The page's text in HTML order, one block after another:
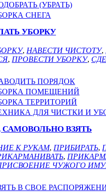
(УБРАТЬ)
СНЕГА
УБОРКУ
, НАВЕСТИ ЧИСТОТУ,
, ПРОВЕСТИ УБОРКУ,
ПОРЯДОК
ПОМЕЩЕНИЙ
ТЕРРИТОРИЙ
ДЛЯ ЧИСТКИ И
САМОВОЛЬНО ВЗЯТЬ
К РУКАМ, ПРИБИРАТЬ,
,
ЧУЖОГО
В СВОЕ